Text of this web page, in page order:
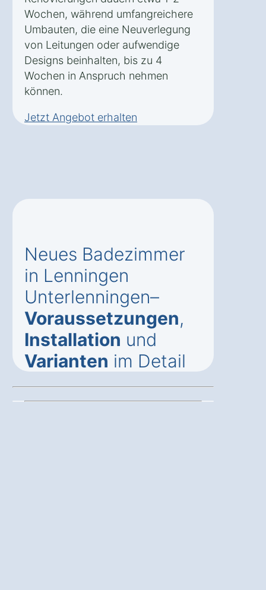
Wochen, während umfangreichere
Umbauten, die eine Neuverlegung
von Leitungen oder aufwendige
Designs beinhalten, bis zu 4
Wochen in Anspruch nehmen
können.
Jetzt Angebot erhalten
Neues Badezimmer
in Lenningen
Unterlenningen–
Voraussetzungen,
Installation und
Varianten im Detail